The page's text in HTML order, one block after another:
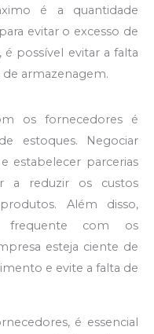
é a quantidade
evitar o excesso de
é possível evitar a falta
armazenagem.
os fornecedores é
estoques. Negociar
estabelecer parcerias
a reduzir os custos
Além disso,
frequente com os
esteja ciente de
e evite a falta de
é essencial